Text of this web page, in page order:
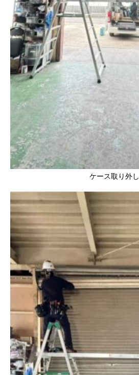
ケース取り外し